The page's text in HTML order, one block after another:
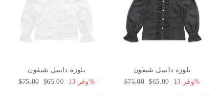
بلوزة دانييل شيفون
السعر
$75.00 سعر
$65.00 وفر 13%
بلوزة دانييل شيفون
السعر
$75.00 سعر
$65.00 وفر 13%